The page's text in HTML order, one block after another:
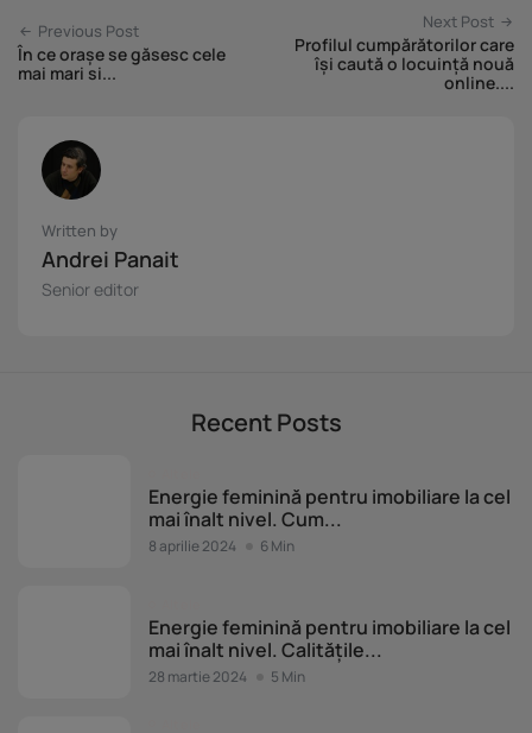
Previous Post
În ce orașe se găsesc cele
mai mari si...
Next Post
Profilul cumpărătorilor care
își caută o locuință nouă
online....
Written by
Andrei Panait
Senior editor
Recent Posts
Energie feminină pentru imobiliare la cel
mai înalt nivel. Cum...
8 aprilie 2024 6 Min
Energie feminină pentru imobiliare la cel
mai înalt nivel. Calitățile...
28 martie 2024 5 Min